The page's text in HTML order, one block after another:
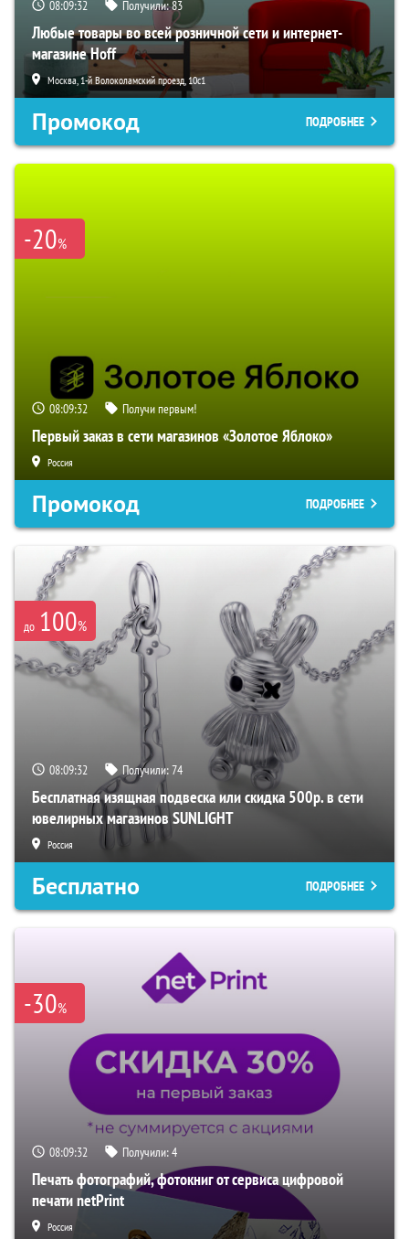
08:09:31 Получили:83
Любые товары во всей розничной сети и интернет-
магазине Hoff
Москва, 1-й Волоколамский проезд, 10с1
Промокод ПОДРОБНЕЕ
-20%
08:09:31 Получи первым!
Первый заказ в сети магазинов «Золотое Яблоко»
Россия
Промокод ПОДРОБНЕЕ
до 100%
08:09:31 Получили:74
Бесплатная изящная подвеска или скидка 500р. в сети
ювелирных магазинов SUNLIGHT
Россия
Бесплатно ПОДРОБНЕЕ
-30%
08:09:31 Получили:4
Печать фотографий, фотокниг от сервиса цифровой
печати netPrint
Россия